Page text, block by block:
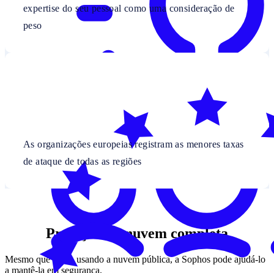
expertise do seu pessoal como uma consideração de
peso
As organizações europeias registram as menores taxas
de ataque de todas as regiões
Proteção da nuvem completa
Mesmo que esteja usando a nuvem pública, a Sophos pode ajudá-lo
a mantê-la em segurança.